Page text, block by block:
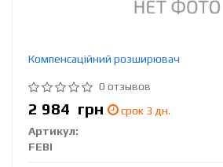
Компенсаційний розширювач
0 отзывов
2 984 грн
срок 3 дн.
Артикул:
FEBI